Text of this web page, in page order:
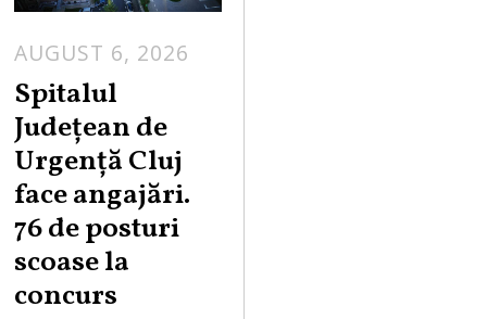
AUGUST 6, 2026
Spitalul
Județean de
Urgență Cluj
face angajări.
76 de posturi
scoase la
concurs